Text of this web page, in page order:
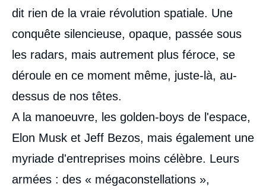
dit rien de la vraie révolution spatiale. Une
conquête silencieuse, opaque, passée sous
les radars, mais autrement plus féroce, se
déroule en ce moment même, juste-là, au-
dessus de nos têtes.
A la manoeuvre, les golden-boys de l'espace,
Elon Musk et Jeff Bezos, mais également une
myriade d'entreprises moins célèbre. Leurs
armées : des « mégaconstellations »,